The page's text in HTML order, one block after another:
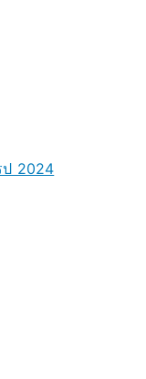
2024